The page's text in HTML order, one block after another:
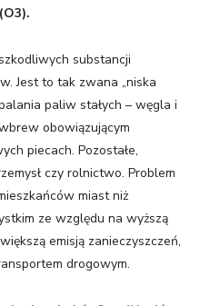
substancji
Jest to tak zwana „niska
paliw stałych – węgla i
obowiązującym
piecach. Pozostałe,
czy rolnictwo. Problem
miast niż
ze względu na wyższą
emisją zanieczyszczeń,
drogowym.